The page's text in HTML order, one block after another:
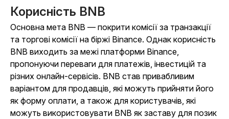
Корисність BNB
Основна мета BNB — покрити комісії за транзакції
та торгові комісії на біржі Binance. Однак корисність
BNB виходить за межі платформи Binance,
пропонуючи переваги для платежів, інвестицій та
різних онлайн-сервісів. BNB став привабливим
варіантом для продавців, які можуть прийняти його
як форму оплати, а також для користувачів, які
можуть використовувати BNB як заставу для позик